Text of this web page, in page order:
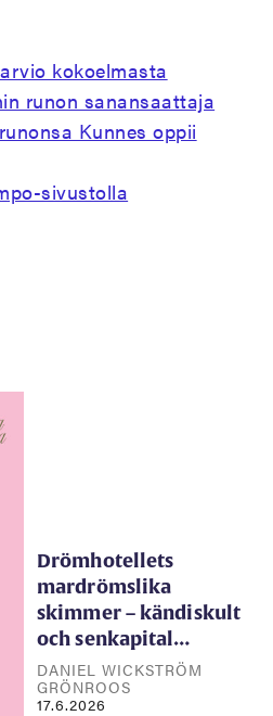
kokoelmasta
runon sanansaattaja
Kunnes oppii
sivustolla
Drömhotellets
mardrömslika
skimmer – kändiskult
och senkapital…
DANIEL WICKSTRÖM
GRÖNROOS
17.6.2026